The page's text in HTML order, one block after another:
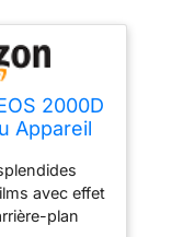
2000D
Appareil
avec effet
plan